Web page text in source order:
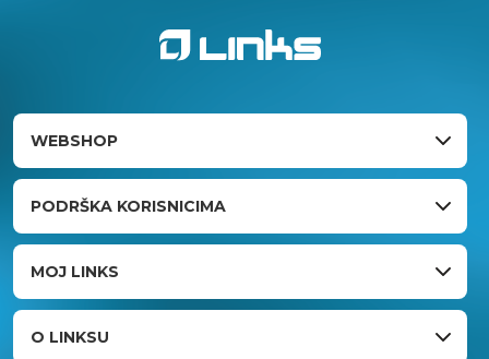
WEBSHOP
PODRŠKA KORISNICIMA
MOJ LINKS
O LINKSU